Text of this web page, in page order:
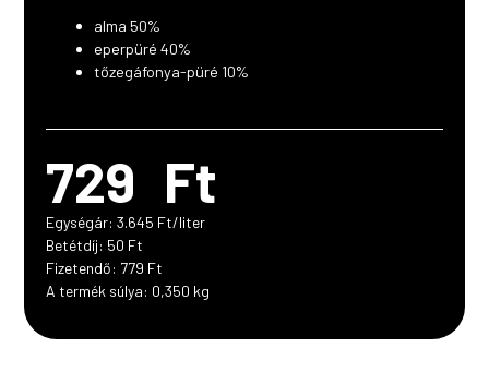
729 Ft
Egységár: 3.645 Ft/liter
Betétdíj: 50 Ft
Fizetendő: 779 Ft
A termék súlya: 0,350 kg
alma 50%
eperpüré 40%
tőzegáfonya-püré 10%